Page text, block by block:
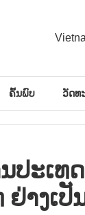
ຄົ້ນພົບ ວັດທ
ະເທ
າງເປັ